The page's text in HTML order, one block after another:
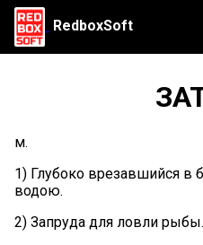
RedboxSoft
м.
1) Глубоко врезавшийся в
водою.
2) Запруда для ловли рыбы.